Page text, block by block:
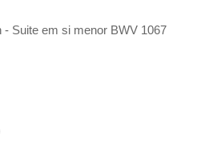
Suite em si menor BWV 1067